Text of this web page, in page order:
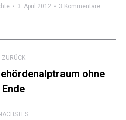
3. April 2012 3 Kommentare
ZURÜCK
Vorheriger
Beitrag:
ohne
Ende